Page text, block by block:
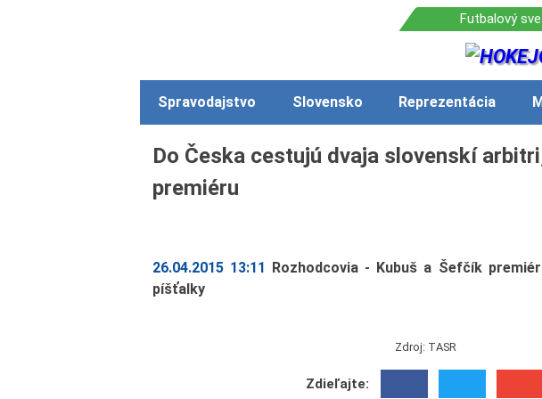
Spravodajstvo Slovensko Reprezentácia
Do Česka cestujú dvaja slovenskí
premiéru
26.04.2015 13:11 Rozhodcovia - Kubuš a Šefčík
píšťalky
Zdroj: TASR
Zdieľajte: